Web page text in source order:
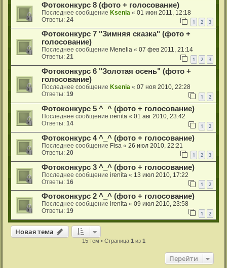
Фотоконкурс 8 (фото + голосование)
Последнее сообщение Ksenia « 01 июн 2011, 12:18
Ответы: 24 1 2 3
Фотоконкурс 7 "Зимняя сказка" (фото +
голосование)
Последнее сообщение Menelia « 07 фев 2011, 21:14
Ответы: 21 1 2 3
Фотоконкурс 6 "Золотая осень" (фото +
голосование)
Последнее сообщение Ksenia « 07 ноя 2010, 22:28
Ответы: 19 1 2
Фотоконкурс 5 ^_^ (фото + голосование)
Последнее сообщение irenita « 01 авг 2010, 23:42
Ответы: 14 1 2
Фотоконкурс 4 ^_^ (фото + голосование)
Последнее сообщение Fisa « 26 июл 2010, 22:21
Ответы: 20 1 2 3
Фотоконкурс 3 ^_^ (фото + голосование)
Последнее сообщение irenita « 13 июл 2010, 17:22
Ответы: 16 1 2
Фотоконкурс 2 ^_^ (фото + голосование)
Последнее сообщение irenita « 09 июл 2010, 23:58
Ответы: 19 1 2
Новая тема
15 тем • Страница 1 из 1
Перейти